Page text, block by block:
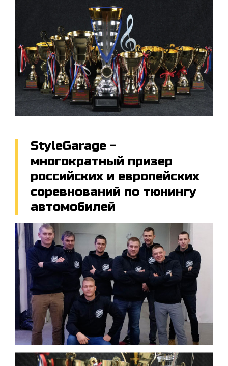
StyleGarage -
многократный призер
российских и европейских
соревнований по тюнингу
автомобилей